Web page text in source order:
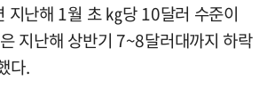
지난해 1월 초 ㎏당 10달러 수준이
지난해 상반기 7~8달러대까지 하락
다.